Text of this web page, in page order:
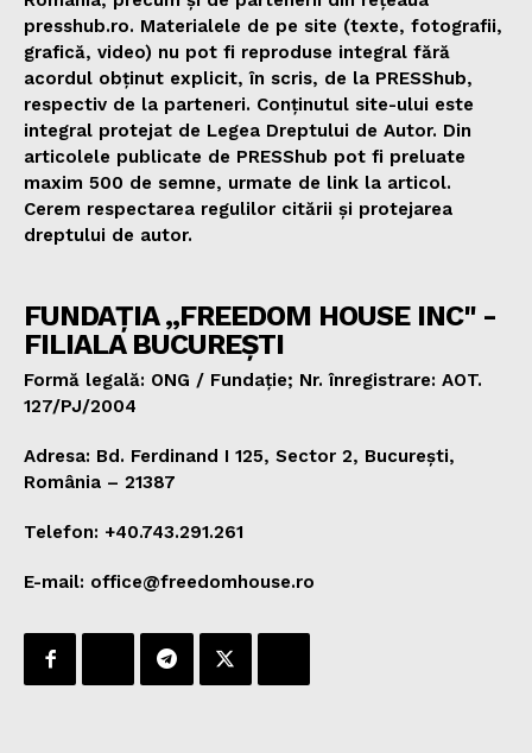
presshub.ro. Materialele de pe site (texte, fotografii,
grafică, video) nu pot fi reproduse integral fără
acordul obținut explicit, în scris, de la PRESShub,
respectiv de la parteneri. Conținutul site-ului este
integral protejat de Legea Dreptului de Autor. Din
articolele publicate de PRESShub pot fi preluate
maxim 500 de semne, urmate de link la articol.
Cerem respectarea regulilor citării și protejarea
dreptului de autor.
FUNDAȚIA „FREEDOM HOUSE INC" -
FILIALA BUCUREȘTI
Formă legală: ONG / Fundație; Nr. înregistrare: AOT.
127/PJ/2004
Adresa: Bd. Ferdinand I 125, Sector 2, București,
România – 21387
Telefon: +40.743.291.261
E-mail: office@freedomhouse.ro